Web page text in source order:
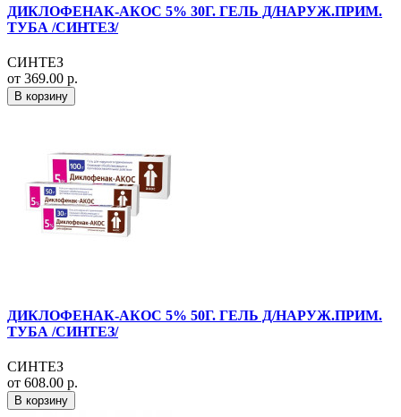
ДИКЛОФЕНАК-АКОС 5% 30Г. ГЕЛЬ Д/НАРУЖ.ПРИМ.
ТУБА /СИНТЕЗ/
СИНТЕЗ
от 369.00 р.
В корзину
ДИКЛОФЕНАК-АКОС 5% 50Г. ГЕЛЬ Д/НАРУЖ.ПРИМ.
ТУБА /СИНТЕЗ/
СИНТЕЗ
от 608.00 р.
В корзину